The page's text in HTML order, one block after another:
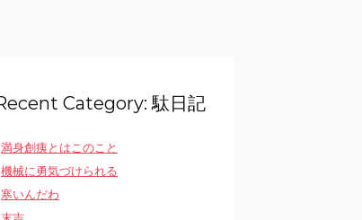
Category: 駄日記
満身創痍とはこのこと
機械に勇気づけられる
寒いんだわ